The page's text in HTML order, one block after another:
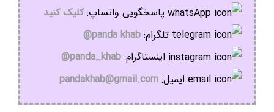
پاسخگویی واتساپ:کلیک کنید
تلگرام: panda khab@
اینستاگرام: panda_khab@
ایمیل: pandakhab@gmail.com